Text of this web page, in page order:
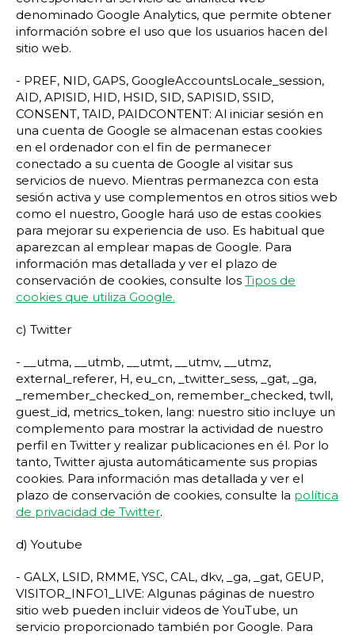
denominado Google Analytics, que permite obtener
información sobre el uso que los usuarios hacen del
sitio web.
- PREF, NID, GAPS, GoogleAccountsLocale_session,
AID, APISID, HID, HSID, SID, SAPISID, SSID,
CONSENT, TAID, PAIDCONTENT: Al iniciar sesión en
una cuenta de Google se almacenan estas cookies
en el ordenador con el fin de permanecer
conectado a su cuenta de Google al visitar sus
servicios de nuevo. Mientras permanezca con esta
sesión activa y use complementos en otros sitios web
como el nuestro, Google hará uso de estas cookies
para mejorar su experiencia de uso. Es habitual que
aparezcan al emplear mapas de Google. Para
información mas detallada y ver el plazo de
conservación de cookies, consulte los Tipos de
cookies que utiliza Google.
c) Twitter
- __utma, __utmb, __utmt, __utmv, __utmz,
external_referer, H, eu_cn, _twitter_sess, _gat, _ga,
_remember_checked_on, remember_checked, twll,
guest_id, metrics_token, lang: nuestro sitio incluye un
complemento para mostrar la actividad de nuestro
perfil en Twitter y realizar publicaciones en él. Por lo
tanto, Twitter ajusta automáticamente sus propias
cookies. Para información mas detallada y ver el
plazo de conservación de cookies, consulte la política
de privacidad de Twitter.
d) Youtube
- GALX, LSID, RMME, YSC, CAL, dkv, _ga, _gat, GEUP,
VISITOR_INFO1_LIVE: Algunas páginas de nuestro
sitio web pueden incluir videos de YouTube, un
servicio proporcionado también por Google. Para